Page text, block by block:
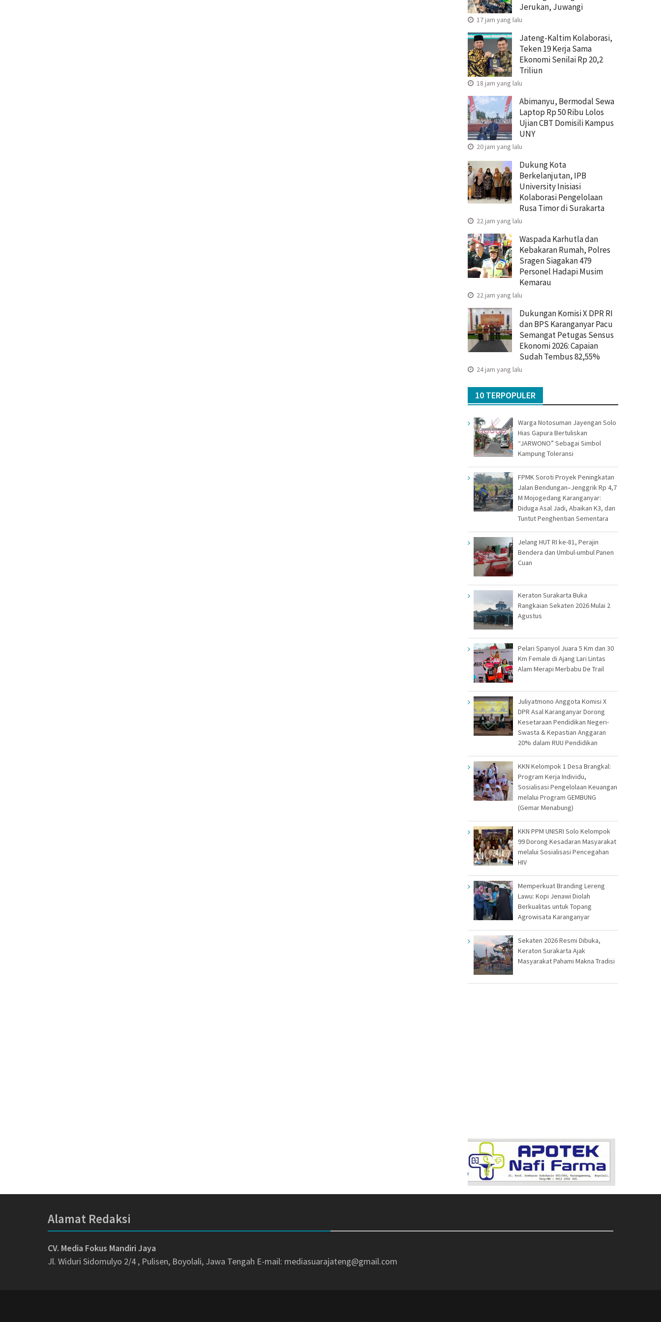
Jerukan, Juwangi
17 jam yang lalu
Jateng-Kaltim Kolaborasi,
Teken 19 Kerja Sama
Ekonomi Senilai Rp 20,2
Triliun
18 jam yang lalu
Abimanyu, Bermodal Sewa
Laptop Rp 50 Ribu Lolos
Ujian CBT Domisili Kampus
UNY
20 jam yang lalu
Dukung Kota
Berkelanjutan, IPB
University Inisiasi
Kolaborasi Pengelolaan
Rusa Timor di Surakarta
22 jam yang lalu
Waspada Karhutla dan
Kebakaran Rumah, Polres
Sragen Siagakan 479
Personel Hadapi Musim
Kemarau
22 jam yang lalu
Dukungan Komisi X DPR RI
dan BPS Karanganyar Pacu
Semangat Petugas Sensus
Ekonomi 2026: Capaian
Sudah Tembus 82,55%
24 jam yang lalu
10 TERPOPULER
Warga Notosuman Jayengan Solo
Hias Gapura Bertuliskan
“JARWONO” Sebagai Simbol
Kampung Toleransi
FPMK Soroti Proyek Peningkatan
Jalan Bendungan–Jenggrik Rp 4,7
M Mojogedang Karanganyar:
Diduga Asal Jadi, Abaikan K3, dan
Tuntut Penghentian Sementara
Jelang HUT RI ke-81, Perajin
Bendera dan Umbul-umbul Panen
Cuan
Keraton Surakarta Buka
Rangkaian Sekaten 2026 Mulai 2
Agustus
Pelari Spanyol Juara 5 Km dan 30
Km Female di Ajang Lari Lintas
Alam Merapi Merbabu De Trail
Juliyatmono Anggota Komisi X
DPR Asal Karanganyar Dorong
Kesetaraan Pendidikan Negeri-
Swasta & Kepastian Anggaran
20% dalam RUU Pendidikan
KKN Kelompok 1 Desa Brangkal:
Program Kerja Individu,
Sosialisasi Pengelolaan Keuangan
melalui Program GEMBUNG
(Gemar Menabung)
KKN PPM UNISRI Solo Kelompok
99 Dorong Kesadaran Masyarakat
melalui Sosialisasi Pencegahan
HIV
Memperkuat Branding Lereng
Lawu: Kopi Jenawi Diolah
Berkualitas untuk Topang
Agrowisata Karanganyar
Sekaten 2026 Resmi Dibuka,
Keraton Surakarta Ajak
Masyarakat Pahami Makna Tradisi
Alamat Redaksi
CV. Media Fokus Mandiri Jaya
Jl. Widuri Sidomulyo 2/4 , Pulisen, Boyolali, Jawa Tengah E-mail: mediasuarajateng@gmail.com